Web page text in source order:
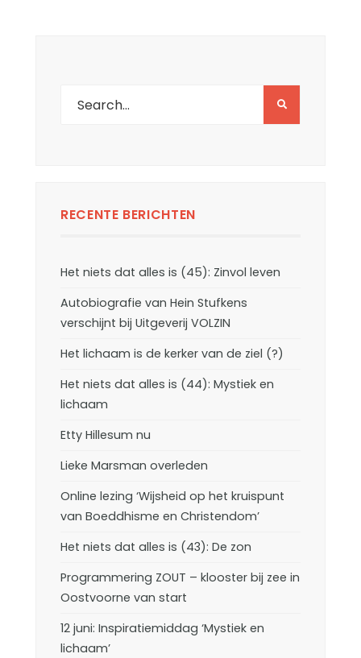
RECENTE BERICHTEN
Het niets dat alles is (45): Zinvol leven
Autobiografie van Hein Stufkens
verschijnt bij Uitgeverij VOLZIN
Het lichaam is de kerker van de ziel (?)
Het niets dat alles is (44): Mystiek en
lichaam
Etty Hillesum nu
Lieke Marsman overleden
Online lezing ‘Wijsheid op het kruispunt
van Boeddhisme en Christendom’
Het niets dat alles is (43): De zon
Programmering ZOUT – klooster bij zee in
Oostvoorne van start
12 juni: Inspiratiemiddag ‘Mystiek en
lichaam’